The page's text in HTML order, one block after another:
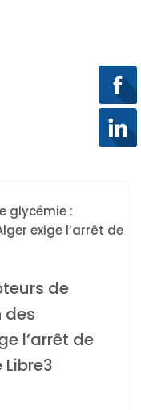
de
des
l’arrêt de